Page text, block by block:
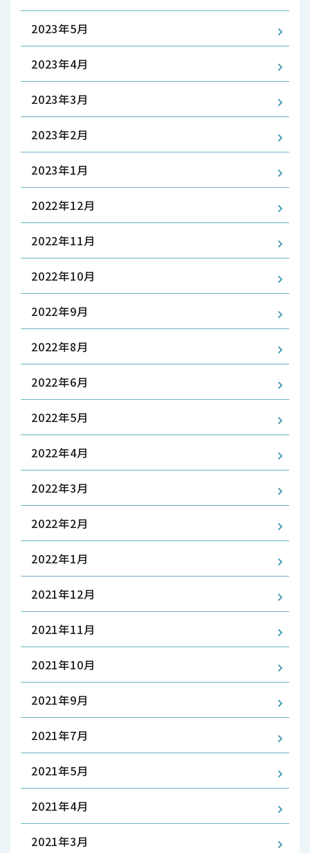
2023年5月
2023年4月
2023年3月
2023年2月
2023年1月
2022年12月
2022年11月
2022年10月
2022年9月
2022年8月
2022年6月
2022年5月
2022年4月
2022年3月
2022年2月
2022年1月
2021年12月
2021年11月
2021年10月
2021年9月
2021年7月
2021年5月
2021年4月
2021年3月